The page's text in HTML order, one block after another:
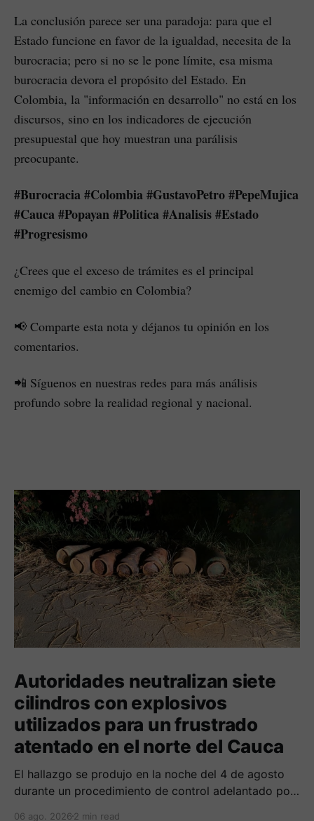
La conclusión parece ser una paradoja: para que el
Estado funcione en favor de la igualdad, necesita de la
burocracia; pero si no se le pone límite, esa misma
burocracia devora el propósito del Estado. En
Colombia, la "información en desarrollo" no está en los
discursos, sino en los indicadores de ejecución
presupuestal que hoy muestran una parálisis
preocupante.
#Burocracia #Colombia #GustavoPetro #PepeMujica
#Cauca #Popayan #Politica #Analisis #Estado
#Progresismo
¿Crees que el exceso de trámites es el principal
enemigo del cambio en Colombia?
📢 Comparte esta nota y déjanos tu opinión en los
comentarios.
📲 Síguenos en nuestras redes para más análisis
profundo sobre la realidad regional y nacional.
Autoridades neutralizan siete
cilindros con explosivos
utilizados para un frustrado
atentado en el norte del Cauca
El hallazgo se produjo en la noche del 4 de agosto
durante un procedimiento de control adelantado por
06 ago. 2026 2 min read